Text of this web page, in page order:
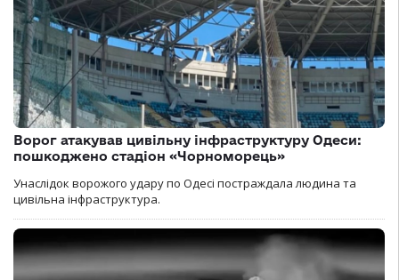
Ворог атакував цивільну інфраструктуру Одеси:
пошкоджено стадіон «Чорноморець»
Унаслідок ворожого удару по Одесі постраждала людина та
цивільна інфраструктура.